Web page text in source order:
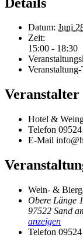
Datum: Juni
Zeit:
15:00 - 18:30
Veranstaltung-
Veranstalter
Hotel &
Telefon
E-Mail
Wein- &
Obere Länge
97522 Sand
anzeigen
Telefon